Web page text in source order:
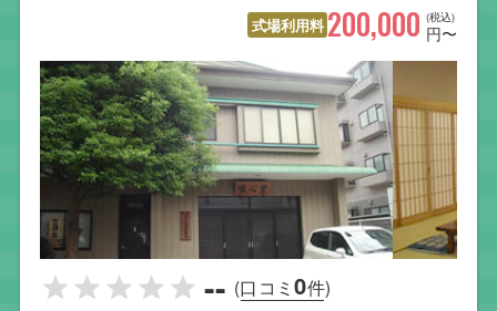
式場利用料 (税込)
200,000 円〜
-- (口コミ0件)